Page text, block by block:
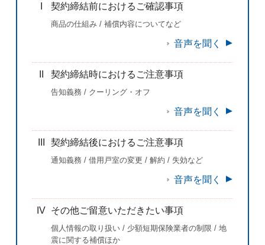
契約締結前におけるご確認事項
商品の仕組み / 補償内容についてなど
音声を聞く
契約締結時におけるご注意事項
告知義務 / クーリング・オフ
音声を聞く
契約締結後におけるご注意事項
通知義務 / 借用戸室の変更 / 解約 / 失効など
音声を聞く
IV その他ご留意いただきたい事項
個人情報の取り扱い / 少額短期保険業者の制限 / 地
震に関する補償ほか